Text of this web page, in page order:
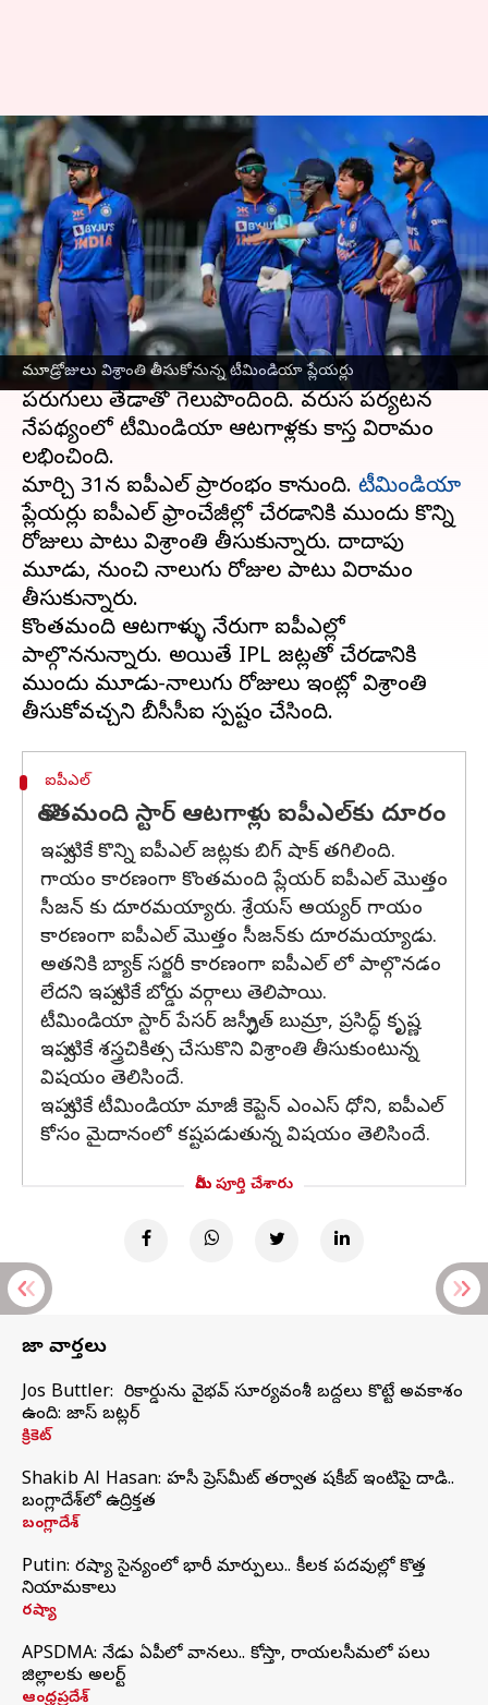
మూడ్రోజులు విశ్రాంతి తీసుకోనున్న టీమిండియా ప్లేయర్లు
టీమిండియా ప్లేయర్లకు స్వల్ప విరామం
వ్రాసిన వారు Jayachandra Akuri Mar 23, 2023 10:28 am
ఈ వార్తాకథనం ఏంటి
ఆస్ట్రేలియాతో జరిగిన మూడు వన్డేల సిరీస్ లో భాగంగా
టీమిండియా 2-1 తేడాతో ఓటమిపాలైంది. దీంతో వన్డే
సిరీస్ ను భారత్ కోల్పోయింది.
చివరి మ్యాచ్‌లో ఆస్ట్రేలియా, టీమిండియాపై 21
పరుగులు తేడాతో గెలుపొందింది. వరుస పర్యటన
నేపథ్యంలో టీమిండియా ఆటగాళ్లకు కాస్త విరామం
లభించింది.
మార్చి 31న ఐపీఎల్ ప్రారంభం కానుంది. టీమిండియా
ప్లేయర్లు ఐపీఎల్ ఫ్రాంచేజీల్లో చేరడానికి ముందు కొన్ని
రోజులు పాటు విశ్రాంతి తీసుకున్నారు. దాదాపు
మూడు, నుంచి నాలుగు రోజుల పాటు విరామం
తీసుకున్నారు.
కొంతమంది ఆటగాళ్ళు నేరుగా ఐపీఎల్లో
పాల్గొననున్నారు. అయితే IPL జట్లతో చేరడానికి
ముందు మూడు-నాలుగు రోజులు ఇంట్లో విశ్రాంతి
ఐపీఎల్
కొంతమంది స్టార్ ఆటగాళ్లు ఐపీఎల్‌కు దూరం
ఇప్పటికే కొన్ని ఐపీఎల్ జట్లకు బిగ్ షాక్ తగిలింది.
గాయం కారణంగా కొంతమంది ప్లేయర్ ఐపీఎల్ మొత్తం
సీజన్ కు దూరమయ్యారు. శ్రేయస్ అయ్యర్ గాయం
కారణంగా ఐపీఎల్ మొత్తం సీజన్‌కు దూరమయ్యాడు.
అతనికి బ్యాక్ సర్జరీ కారణంగా ఐపీఎల్ లో పాల్గొనడం
లేదని ఇప్పటికే బోర్డు వర్గాలు తెలిపాయి.
టీమిండియా స్టార్ పేసర్ జస్ప్రీత్ బుమ్రా, ప్రసిద్ధ్ కృష్ణ
ఇప్పటికే శస్త్రచికిత్స చేసుకొని విశ్రాంతి తీసుకుంటున్న
విషయం తెలిసిందే.
ఇప్పటికే టీమిండియా మాజీ కెప్టెన్ ఎంఎస్ ధోని, ఐపీఎల్‌
కోసం మైదానంలో కష్టపడుతున్న విషయం తెలిసిందే.
మీరు పూర్తి చేశారు
తాజా వార్తలు
Jos Buttler: నా రికార్డును వైభవ్ సూర్యవంశీ బద్దలు కొట్టే అవకాశం
ఉంది: జాస్ బట్లర్
క్రికెట్
Shakib Al Hasan: హసీనా ప్రెస్‌మీట్‌ తర్వాత షకీబ్‌ ఇంటిపై దాడి..
బంగ్లాదేశ్‌లో ఉద్రిక్తత
బంగ్లాదేశ్
Putin: రష్యా సైన్యంలో భారీ మార్పులు.. కీలక పదవుల్లో కొత్త
నియామకాలు
రష్యా
APSDMA: నేడు ఏపీలో వానలు.. కోస్తా, రాయలసీమలో పలు
జిల్లాలకు అలర్ట్
ఆంధ్రప్రదేశ్